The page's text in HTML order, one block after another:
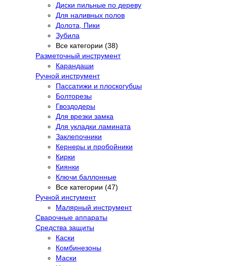
Диски пильные по дереву
Для наливных полов
Долота, Пики
Зубила
Все категории (38)
Разметочный инструмент
Карандаши
Ручной инструмент
Пассатижи и плоскогубцы
Болторезы
Гвоздодеры
Для врезки замка
Для укладки ламината
Заклепочники
Кернеры и пробойники
Кирки
Киянки
Ключи баллонные
Все категории (47)
Ручной инстумент
Малярный инструмент
Сварочные аппараты
Средства защиты
Каски
Комбинезоны
Маски